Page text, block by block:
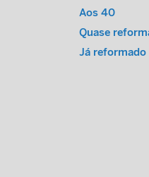
Aos 40
Quase
Já reformado